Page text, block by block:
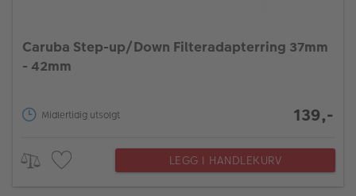
Caruba Step-up/Down Filteradapterring 37mm
- 42mm
Midlertidig utsolgt 139,-
LEGG I HANDLEKURV